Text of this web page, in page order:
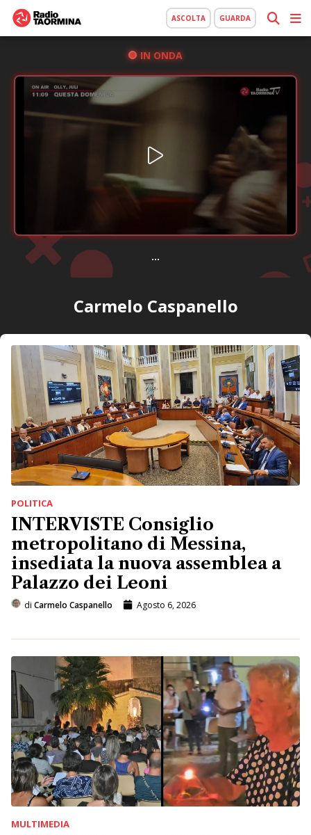
ASCOLTA GUARDA
IN ONDA
...
Carmelo Caspanello
POLITICA
INTERVISTE Consiglio
metropolitano di Messina,
insediata la nuova assemblea a
Palazzo dei Leoni
di Carmelo Caspanello Agosto 6, 2026
MULTIMEDIA